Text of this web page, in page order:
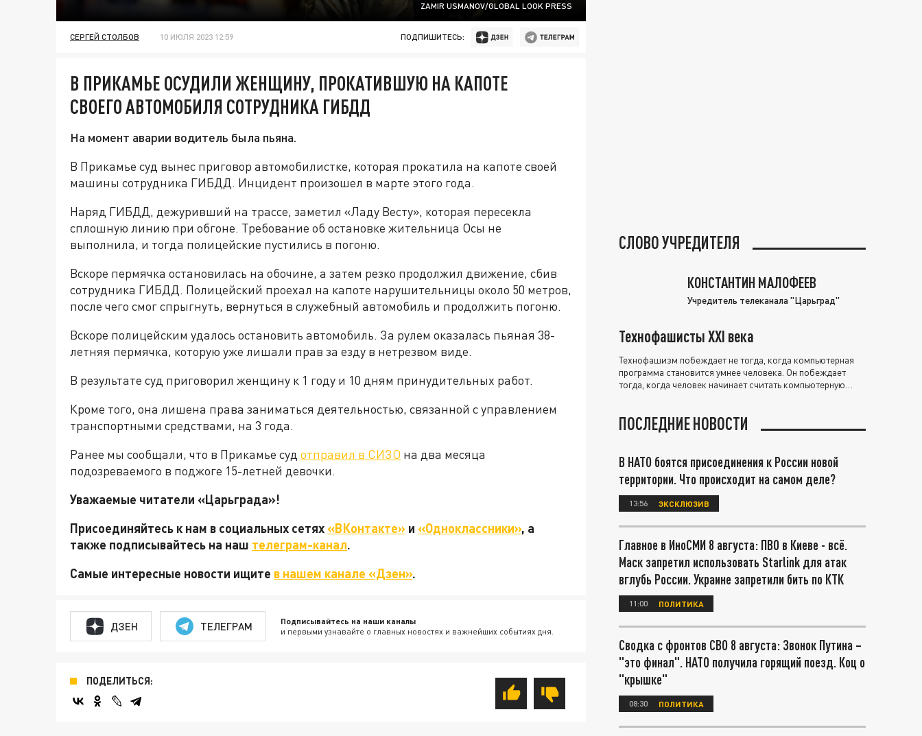
ZAMIR USMANOV/GLOBAL LOOK PRESS
СЕРГЕЙ СТОЛБОВ 10 ИЮЛЯ 2023 12:59 ПОДПИШИТЕСЬ:
В ПРИКАМЬЕ ОСУДИЛИ ЖЕНЩИНУ, ПРОКАТИВШУЮ НА КАПОТЕ
СВОЕГО АВТОМОБИЛЯ СОТРУДНИКА ГИБДД
На момент аварии водитель была пьяна.
В Прикамье суд вынес приговор автомобилистке, которая прокатила на капоте своей
машины сотрудника ГИБДД. Инцидент произошел в марте этого года.
Наряд ГИБДД, дежуривший на трассе, заметил «Ладу Весту», которая пересекла
сплошную линию при обгоне. Требование об остановке жительница Осы не
выполнила, и тогда полицейские пустились в погоню.
Вскоре пермячка остановилась на обочине, а затем резко продолжил движение, сбив
сотрудника ГИБДД. Полицейский проехал на капоте нарушительницы около 50 метров,
после чего смог спрыгнуть, вернуться в служебный автомобиль и продолжить погоню.
Вскоре полицейским удалось остановить автомобиль. За рулем оказалась пьяная 38-
летняя пермячка, которую уже лишали прав за езду в нетрезвом виде.
В результате суд приговорил женщину к 1 году и 10 дням принудительных работ.
Кроме того, она лишена права заниматься деятельностью, связанной с управлением
транспортными средствами, на 3 года.
Ранее мы сообщали, что в Прикамье суд отправил в СИЗО на два месяца
подозреваемого в поджоге 15-летней девочки.
Уважаемые читатели «Царьграда»!
Присоединяйтесь к нам в социальных сетях«ВКонтакте» и «Одноклассники», а
также подписывайтесь на наш телеграм-канал.
Самые интересные новости ищите в нашем канале «Дзен».
ДЗЕН ТЕЛЕГРАМ Подписывайтесь на наши каналы
и первыми узнавайте о главных новостях и важнейших событиях дня.
ПОДЕЛИТЬСЯ:
СЛОВО УЧРЕДИТЕЛЯ
КОНСТАНТИН МАЛОФЕЕВ
Учредитель телеканала "Царьград"
Технофашисты XXI века
Технофашизм побеждает не тогда, когда компьютерная
программа становится умнее человека. Он побеждает
тогда, когда человек начинает считать компьютерную
ПОСЛЕДНИЕ НОВОСТИ
В НАТО боятся присоединения к России новой
территории. Что происходит на самом деле?
13:56 ЭКСКЛЮЗИВ
Главное в ИноСМИ 8 августа: ПВО в Киеве - всё.
Маск запретил использовать Starlink для атак
вглубь России. Украине запретили бить по КТК
11:00 ПОЛИТИКА
Сводка с фронтов СВО 8 августа: Звонок Путина –
"это финал". НАТО получила горящий поезд. Коц о
"крышке"
08:30 ПОЛИТИКА